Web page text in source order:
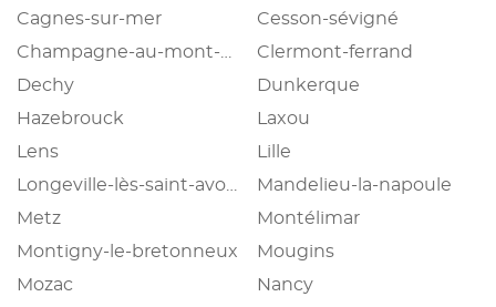
Cagnes-sur-mer
Cesson-sévigné
Clermont-ferrand
Dechy
Dunkerque
Hazebrouck
Laxou
Lens
Lille
Mandelieu-la-napoule
Metz
Montélimar
Montigny-le-bretonneux
Mougins
Mozac
Nancy